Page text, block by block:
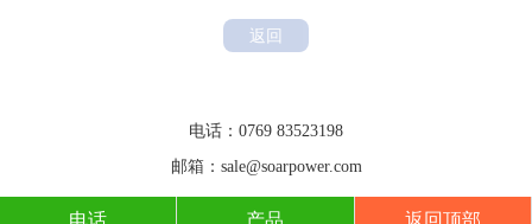
返回
电话：0769 83523198
邮箱：sale@soarpower.com
电话 产品 返回顶部